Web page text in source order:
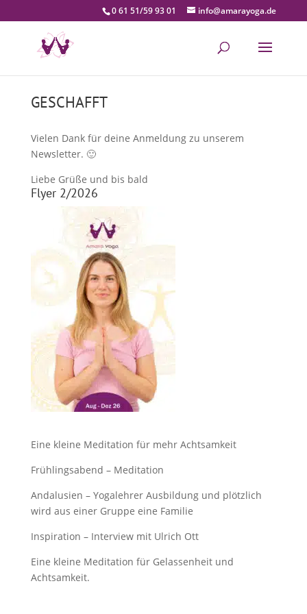
0 61 51/59 93 01 info@amarayoga.de
GESCHAFFT
Vielen Dank für deine Anmeldung zu unserem
Newsletter. 🙂
Liebe Grüße und bis bald
Flyer 2/2026
Eine kleine Meditation für mehr Achtsamkeit
Frühlingsabend – Meditation
Andalusien – Yogalehrer Ausbildung und plötzlich
wird aus einer Gruppe eine Familie
Inspiration – Interview mit Ulrich Ott
Eine kleine Meditation für Gelassenheit und
Achtsamkeit.